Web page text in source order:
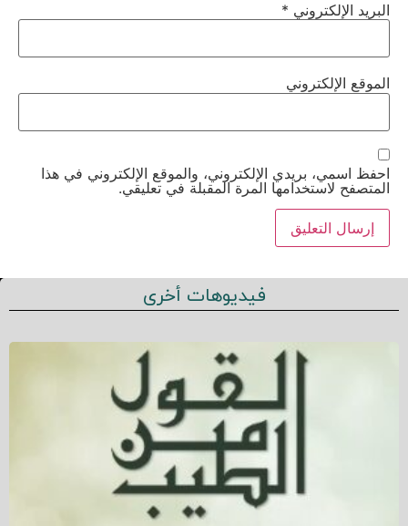
البريد الإلكتروني *
الموقع الإلكتروني
احفظ اسمي، بريدي الإلكتروني، والموقع الإلكتروني في هذا
المتصفح لاستخدامها المرة المقبلة في تعليقي.
فيديوهات أخرى